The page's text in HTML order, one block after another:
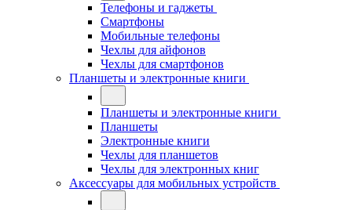
Телефоны и гаджеты
Смартфоны
Мобильные телефоны
Чехлы для айфонов
Чехлы для смартфонов
Планшеты и электронные книги
Планшеты и электронные книги
Планшеты
Электронные книги
Чехлы для планшетов
Чехлы для электронных книг
Аксессуары для мобильных устройств